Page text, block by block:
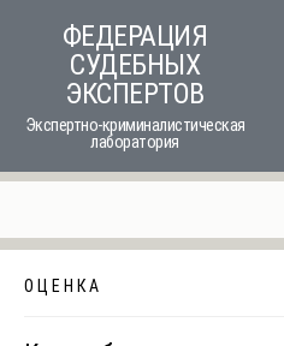
ФЕДЕРАЦИЯ
СУДЕБНЫХ
ЭКСПЕРТОВ
Экспертно-криминалистическая
лаборатория
О Ц Е Н К А